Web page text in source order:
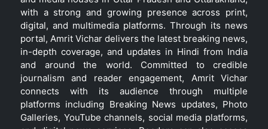
with a strong and growing presence across print,
digital, and multimedia platforms. Through its news
portal, Amrit Vichar delivers the latest breaking news,
in-depth coverage, and updates in Hindi from India
and around the world. Committed to credible
journalism and reader engagement, Amrit Vichar
connects with its audience through multiple
platforms including Breaking News updates, Photo
Galleries, YouTube channels, social media platforms,